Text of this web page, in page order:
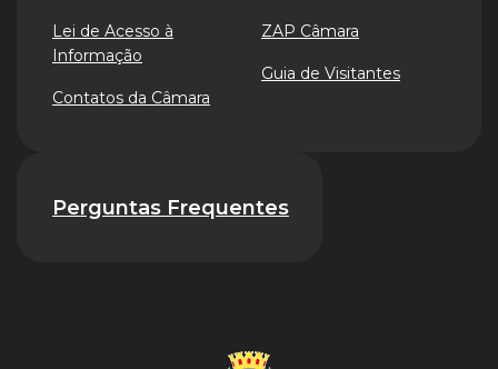
Lei de Acesso à
Informação
Contatos da Câmara
ZAP Câmara
Guia de Visitantes
Perguntas Frequentes